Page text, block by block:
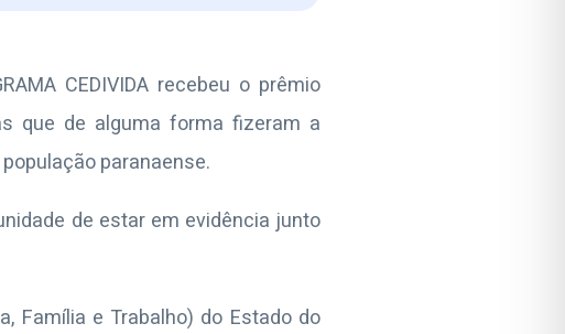
CEDIVIDA recebeu o prêmio
que de alguma forma fizeram a
paranaense.
de estar em evidência junto
Família e Trabalho) do Estado do